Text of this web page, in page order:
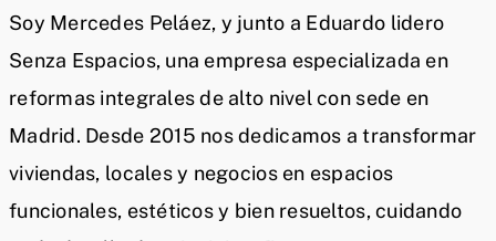
Soy Mercedes Peláez, y junto a Eduardo lidero
Senza Espacios, una empresa especializada en
reformas integrales de alto nivel con sede en
Madrid. Desde 2015 nos dedicamos a transformar
viviendas, locales y negocios en espacios
funcionales, estéticos y bien resueltos, cuidando